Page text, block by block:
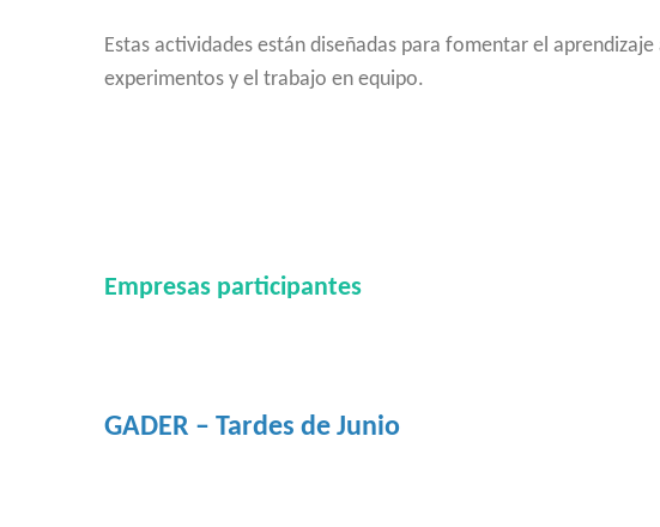
Estas actividades están diseñadas para fomentar el
experimentos y el trabajo en equipo.
Empresas participantes
GADER – Tardes de Junio